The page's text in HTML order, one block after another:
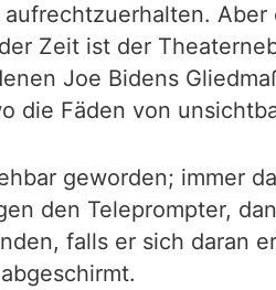
Zeit ist der
Joe Bidens
die Fäden von
geworden; immer
den Teleprompter,
falls er sich daran